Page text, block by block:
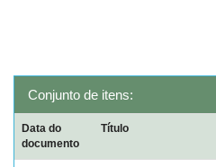
Conjunto de itens:
Data do
documento
Título